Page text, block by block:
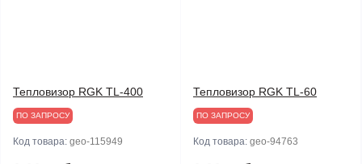
Тепловизор RGK TL-400
ПО ЗАПРОСУ
Код товара: geo-115949
Тепловизор RGK TL-60
ПО ЗАПРОСУ
Код товара: geo-94763